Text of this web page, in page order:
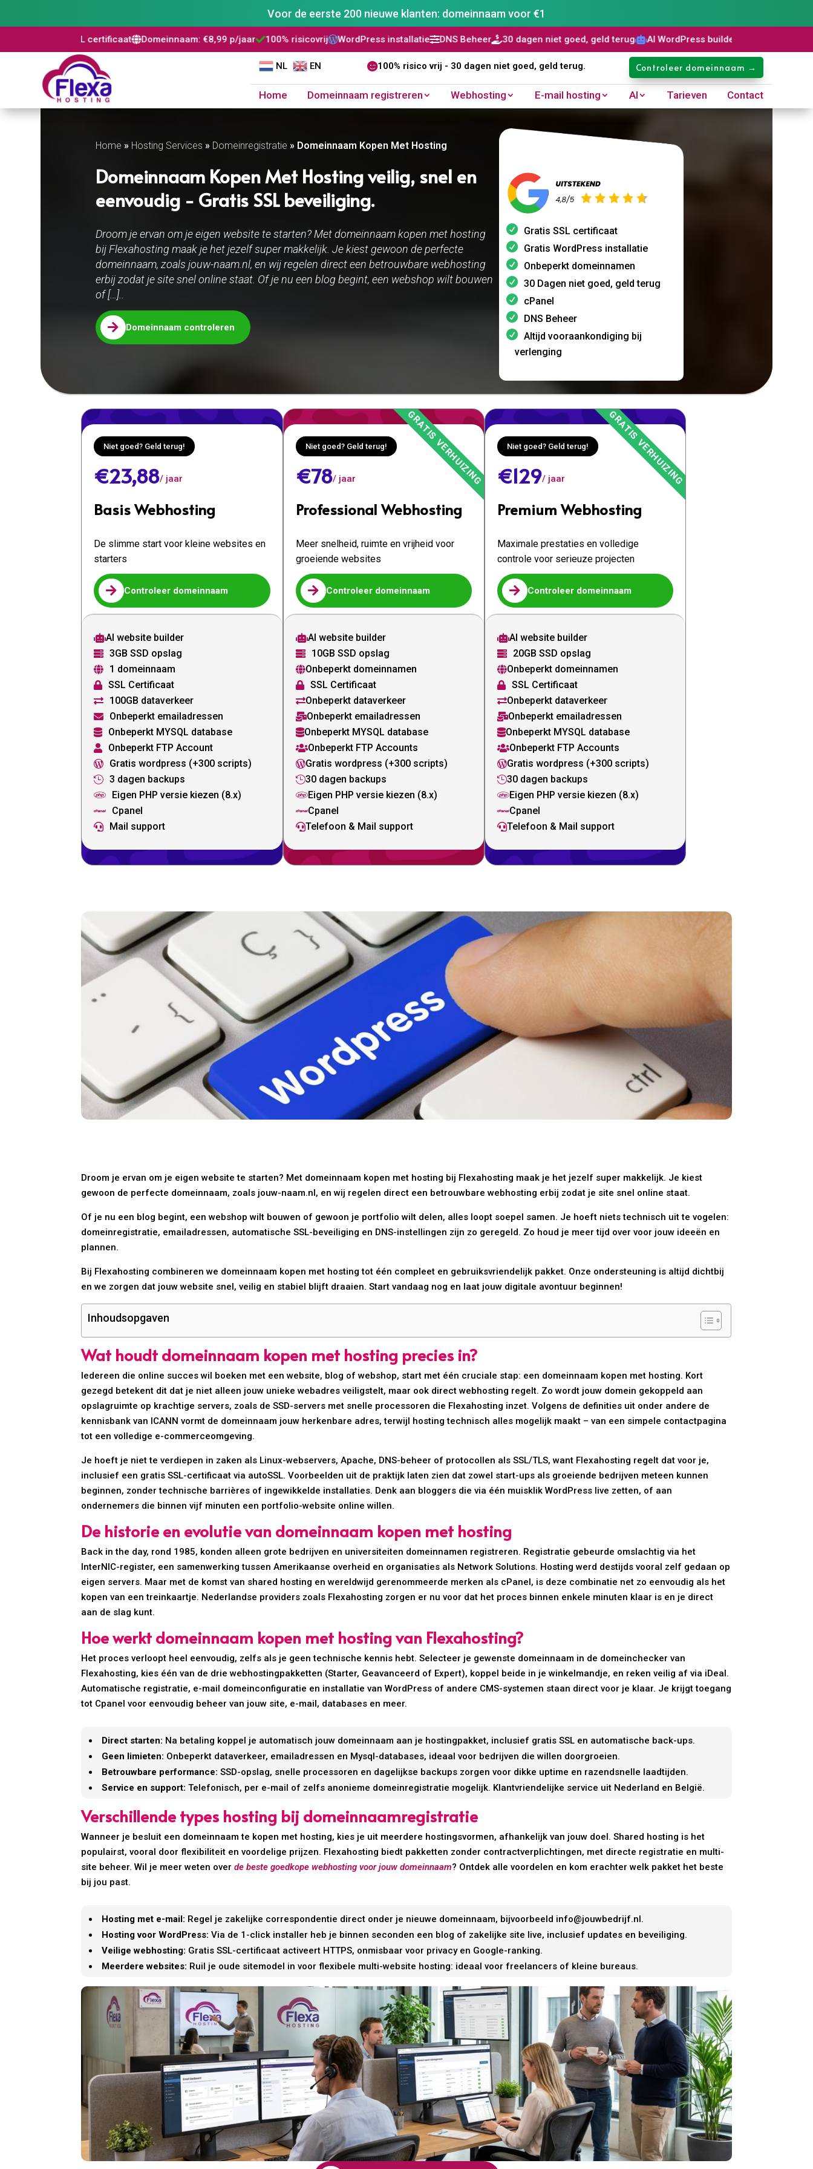
Voor de eerste 200 nieuwe klanten: domeinnaam voor €1
Domeinnaam: €8,99 p/jaar100% risicovrijWordPress installatieDNS Beheer30 dagen niet goed, geld terugAI WordPress builderGratis SSL certificaat
NL EN 100% risico vrij - 30 dagen niet goed, geld terug. Controleer domeinnaam →
Home Domeinnaam registreren Webhosting E-mail hosting AI Tarieven Contact
Home » Hosting Services » Domeinregistratie » Domeinnaam Kopen Met Hosting
Domeinnaam Kopen Met Hosting veilig, snel en
eenvoudig - Gratis SSL beveiliging.
Droom je ervan om je eigen website te starten? Met domeinnaam kopen met hosting
bij Flexahosting maak je het jezelf super makkelijk. Je kiest gewoon de perfecte
domeinnaam, zoals jouw-naam.nl, en wij regelen direct een betrouwbare webhosting
erbij zodat je site snel online staat. Of je nu een blog begint, een webshop wilt bouwen
of […]..
 Domeinnaam controleren
Gratis SSL certificaat
Gratis WordPress installatie
Onbeperkt domeinnamen
30 Dagen niet goed, geld terug
cPanel
DNS Beheer
Altijd vooraankondiging bij
verlenging
Niet goed? Geld terug!
€23,88/ jaar
Basis Webhosting
De slimme start voor kleine websites en
starters
 Controleer domeinnaam
AI website builder
 3GB SSD opslag
 1 domeinnaam
 SSL Certificaat
 100GB dataverkeer
 Onbeperkt emailadressen
 Onbeperkt MYSQL database
 Onbeperkt FTP Account
 Gratis wordpress (+300 scripts)
 3 dagen backups
 Eigen PHP versie kiezen (8.x)
 Cpanel
 Mail support
Niet goed? Geld terug!
€78/ jaar
Professional Webhosting
Meer snelheid, ruimte en vrijheid voor
groeiende websites
 Controleer domeinnaam
AI website builder
 10GB SSD opslag
Onbeperkt domeinnamen
 SSL Certificaat
Onbeperkt dataverkeer
Onbeperkt emailadressen
Onbeperkt MYSQL database
Onbeperkt FTP Accounts
Gratis wordpress (+300 scripts)
30 dagen backups
Eigen PHP versie kiezen (8.x)
Cpanel
Telefoon & Mail support
Niet goed? Geld terug!
€129/ jaar
Premium Webhosting
Maximale prestaties en volledige
controle voor serieuze projecten
 Controleer domeinnaam
AI website builder
 20GB SSD opslag
Onbeperkt domeinnamen
 SSL Certificaat
Onbeperkt dataverkeer
Onbeperkt emailadressen
Onbeperkt MYSQL database
Onbeperkt FTP Accounts
Gratis wordpress (+300 scripts)
30 dagen backups
Eigen PHP versie kiezen (8.x)
Cpanel
Telefoon & Mail support
Droom je ervan om je eigen website te starten? Met domeinnaam kopen met hosting bij Flexahosting maak je het jezelf super makkelijk. Je kiest
gewoon de perfecte domeinnaam, zoals jouw-naam.nl, en wij regelen direct een betrouwbare webhosting erbij zodat je site snel online staat.
Of je nu een blog begint, een webshop wilt bouwen of gewoon je portfolio wilt delen, alles loopt soepel samen. Je hoeft niets technisch uit te vogelen:
domeinregistratie, emailadressen, automatische SSL-beveiliging en DNS-instellingen zijn zo geregeld. Zo houd je meer tijd over voor jouw ideeën en
plannen.
Bij Flexahosting combineren we domeinnaam kopen met hosting tot één compleet en gebruiksvriendelijk pakket. Onze ondersteuning is altijd dichtbij
en we zorgen dat jouw website snel, veilig en stabiel blijft draaien. Start vandaag nog en laat jouw digitale avontuur beginnen!
Inhoudsopgaven
Wat houdt domeinnaam kopen met hosting precies in?
Iedereen die online succes wil boeken met een website, blog of webshop, start met één cruciale stap: een domeinnaam kopen met hosting. Kort
gezegd betekent dit dat je niet alleen jouw unieke webadres veiligstelt, maar ook direct webhosting regelt. Zo wordt jouw domein gekoppeld aan
opslagruimte op krachtige servers, zoals de SSD-servers met snelle processoren die Flexahosting inzet. Volgens de definities uit onder andere de
kennisbank van ICANN vormt de domeinnaam jouw herkenbare adres, terwijl hosting technisch alles mogelijk maakt – van een simpele contactpagina
tot een volledige e-commerceomgeving.
Je hoeft je niet te verdiepen in zaken als Linux-webservers, Apache, DNS-beheer of protocollen als SSL/TLS, want Flexahosting regelt dat voor je,
inclusief een gratis SSL-certificaat via autoSSL. Voorbeelden uit de praktijk laten zien dat zowel start-ups als groeiende bedrijven meteen kunnen
beginnen, zonder technische barrières of ingewikkelde installaties. Denk aan bloggers die via één muisklik WordPress live zetten, of aan
ondernemers die binnen vijf minuten een portfolio-website online willen.
De historie en evolutie van domeinnaam kopen met hosting
Back in the day, rond 1985, konden alleen grote bedrijven en universiteiten domeinnamen registreren. Registratie gebeurde omslachtig via het
InterNIC-register, een samenwerking tussen Amerikaanse overheid en organisaties als Network Solutions. Hosting werd destijds vooral zelf gedaan op
eigen servers. Maar met de komst van shared hosting en wereldwijd gerenommeerde merken als cPanel, is deze combinatie net zo eenvoudig als het
kopen van een treinkaartje. Nederlandse providers zoals Flexahosting zorgen er nu voor dat het proces binnen enkele minuten klaar is en je direct
aan de slag kunt.
Hoe werkt domeinnaam kopen met hosting van Flexahosting?
Het proces verloopt heel eenvoudig, zelfs als je geen technische kennis hebt. Selecteer je gewenste domeinnaam in de domeinchecker van
Flexahosting, kies één van de drie webhostingpakketten (Starter, Geavanceerd of Expert), koppel beide in je winkelmandje, en reken veilig af via iDeal.
Automatische registratie, e-mail domeinconfiguratie en installatie van WordPress of andere CMS-systemen staan direct voor je klaar. Je krijgt toegang
tot Cpanel voor eenvoudig beheer van jouw site, e-mail, databases en meer.
Direct starten: Na betaling koppel je automatisch jouw domeinnaam aan je hostingpakket, inclusief gratis SSL en automatische back-ups.
Geen limieten: Onbeperkt dataverkeer, emailadressen en Mysql-databases, ideaal voor bedrijven die willen doorgroeien.
Betrouwbare performance: SSD-opslag, snelle processoren en dagelijkse backups zorgen voor dikke uptime en razendsnelle laadtijden.
Service en support: Telefonisch, per e-mail of zelfs anonieme domeinregistratie mogelijk. Klantvriendelijke service uit Nederland en België.
Verschillende types hosting bij domeinnaamregistratie
Wanneer je besluit een domeinnaam te kopen met hosting, kies je uit meerdere hostingsvormen, afhankelijk van jouw doel. Shared hosting is het
populairst, vooral door flexibiliteit en voordelige prijzen. Flexahosting biedt pakketten zonder contractverplichtingen, met directe registratie en multi-
site beheer. Wil je meer weten overde beste goedkope webhosting voor jouw domeinnaam? Ontdek alle voordelen en kom erachter welk pakket het beste
bij jou past.
Hosting met e-mail: Regel je zakelijke correspondentie direct onder je nieuwe domeinnaam, bijvoorbeeld info@jouwbedrijf.nl.
Hosting voor WordPress: Via de 1-click installer heb je binnen seconden een blog of zakelijke site live, inclusief updates en beveiliging.
Veilige webhosting: Gratis SSL-certificaat activeert HTTPS, onmisbaar voor privacy en Google-ranking.
Meerdere websites: Ruil je oude sitemodel in voor flexibele multi-website hosting: ideaal voor freelancers of kleine bureaus.